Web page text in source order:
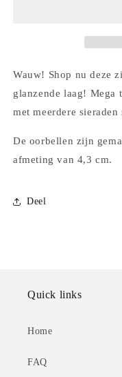
Wauw! Shop nu deze
glanzende laag! Mega
met meerdere
De oorbellen zijn
afmeting van 4,3 cm.
Deel
Quick links
Home
FAQ